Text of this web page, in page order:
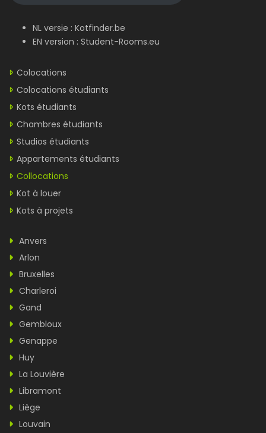
NL versie : Kotfinder.be
EN version : Student-Rooms.eu
Colocations
Colocations étudiants
Kots étudiants
Chambres étudiants
Studios étudiants
Appartements étudiants
Collocations
Kot à louer
Kots à projets
Anvers
Arlon
Bruxelles
Charleroi
Gand
Gembloux
Genappe
Huy
La Louvière
Libramont
Liège
Louvain